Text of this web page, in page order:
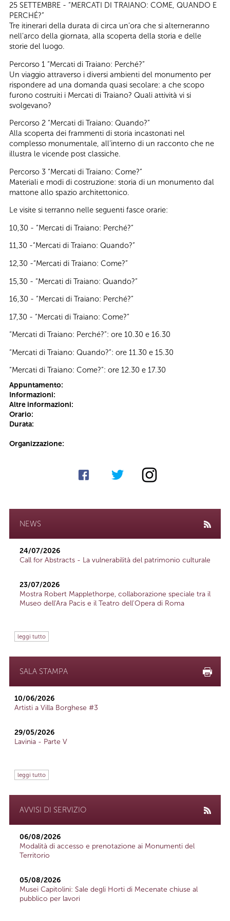
25 SETTEMBRE - “MERCATI DI TRAIANO: COME, QUANDO E
PERCHÉ?”
Tre itinerari della durata di circa un’ora che si alterneranno
nell’arco della giornata, alla scoperta della storia e delle
storie del luogo.
Percorso 1 “Mercati di Traiano: Perché?”
Un viaggio attraverso i diversi ambienti del monumento per
rispondere ad una domanda quasi secolare: a che scopo
furono costruiti i Mercati di Traiano? Quali attività vi si
svolgevano?
Percorso 2 “Mercati di Traiano: Quando?”
Alla scoperta dei frammenti di storia incastonati nel
complesso monumentale, all’interno di un racconto che ne
illustra le vicende post classiche.
Percorso 3 “Mercati di Traiano: Come?”
Materiali e modi di costruzione: storia di un monumento dal
mattone allo spazio architettonico.
Le visite si terranno nelle seguenti fasce orarie:
10,30 - “Mercati di Traiano: Perché?”
11,30 -“Mercati di Traiano: Quando?”
12,30 -“Mercati di Traiano: Come?”
15,30 - “Mercati di Traiano: Quando?”
16,30 - “Mercati di Traiano: Perché?”
17,30 - “Mercati di Traiano: Come?”
“Mercati di Traiano: Perché?”: ore 10.30 e 16.30
“Mercati di Traiano: Quando?”: ore 11.30 e 15.30
“Mercati di Traiano: Come?”: ore 12.30 e 17.30
Appuntamento:
Informazioni:
Altre informazioni:
Orario:
Durata:
Organizzazione:
NEWS
24/07/2026
Call for Abstracts - La vulnerabilità del patrimonio culturale
23/07/2026
Mostra Robert Mapplethorpe, collaborazione speciale tra il
Museo dell'Ara Pacis e il Teatro dell'Opera di Roma
leggi tutto
SALA STAMPA
10/06/2026
Artisti a Villa Borghese #3
29/05/2026
Lavinia - Parte V
leggi tutto
AVVISI DI SERVIZIO
06/08/2026
Modalità di accesso e prenotazione ai Monumenti del
Territorio
05/08/2026
Musei Capitolini: Sale degli Horti di Mecenate chiuse al
pubblico per lavori